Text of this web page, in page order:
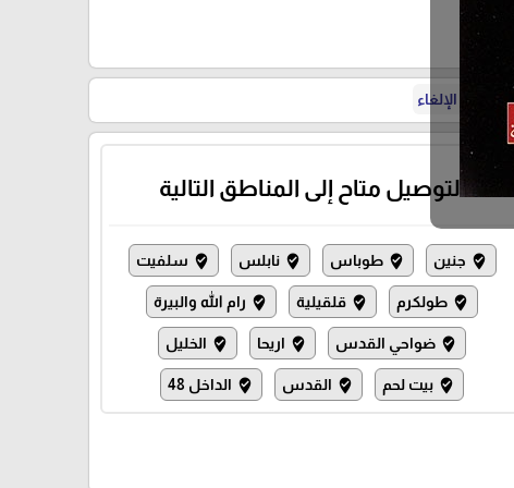
الإلغاء
التوصيل متاح إلى المناطق التالية
where_to_vote جنين where_to_vote طوباس where_to_vote نابلس where_to_vote سلفيت
where_to_vote طولكرم where_to_vote قلقيلية where_to_vote رام الله والبيرة
where_to_vote ضواحي القدس where_to_vote اريحا where_to_vote الخليل
where_to_vote بيت لحم where_to_vote القدس where_to_vote الداخل 48